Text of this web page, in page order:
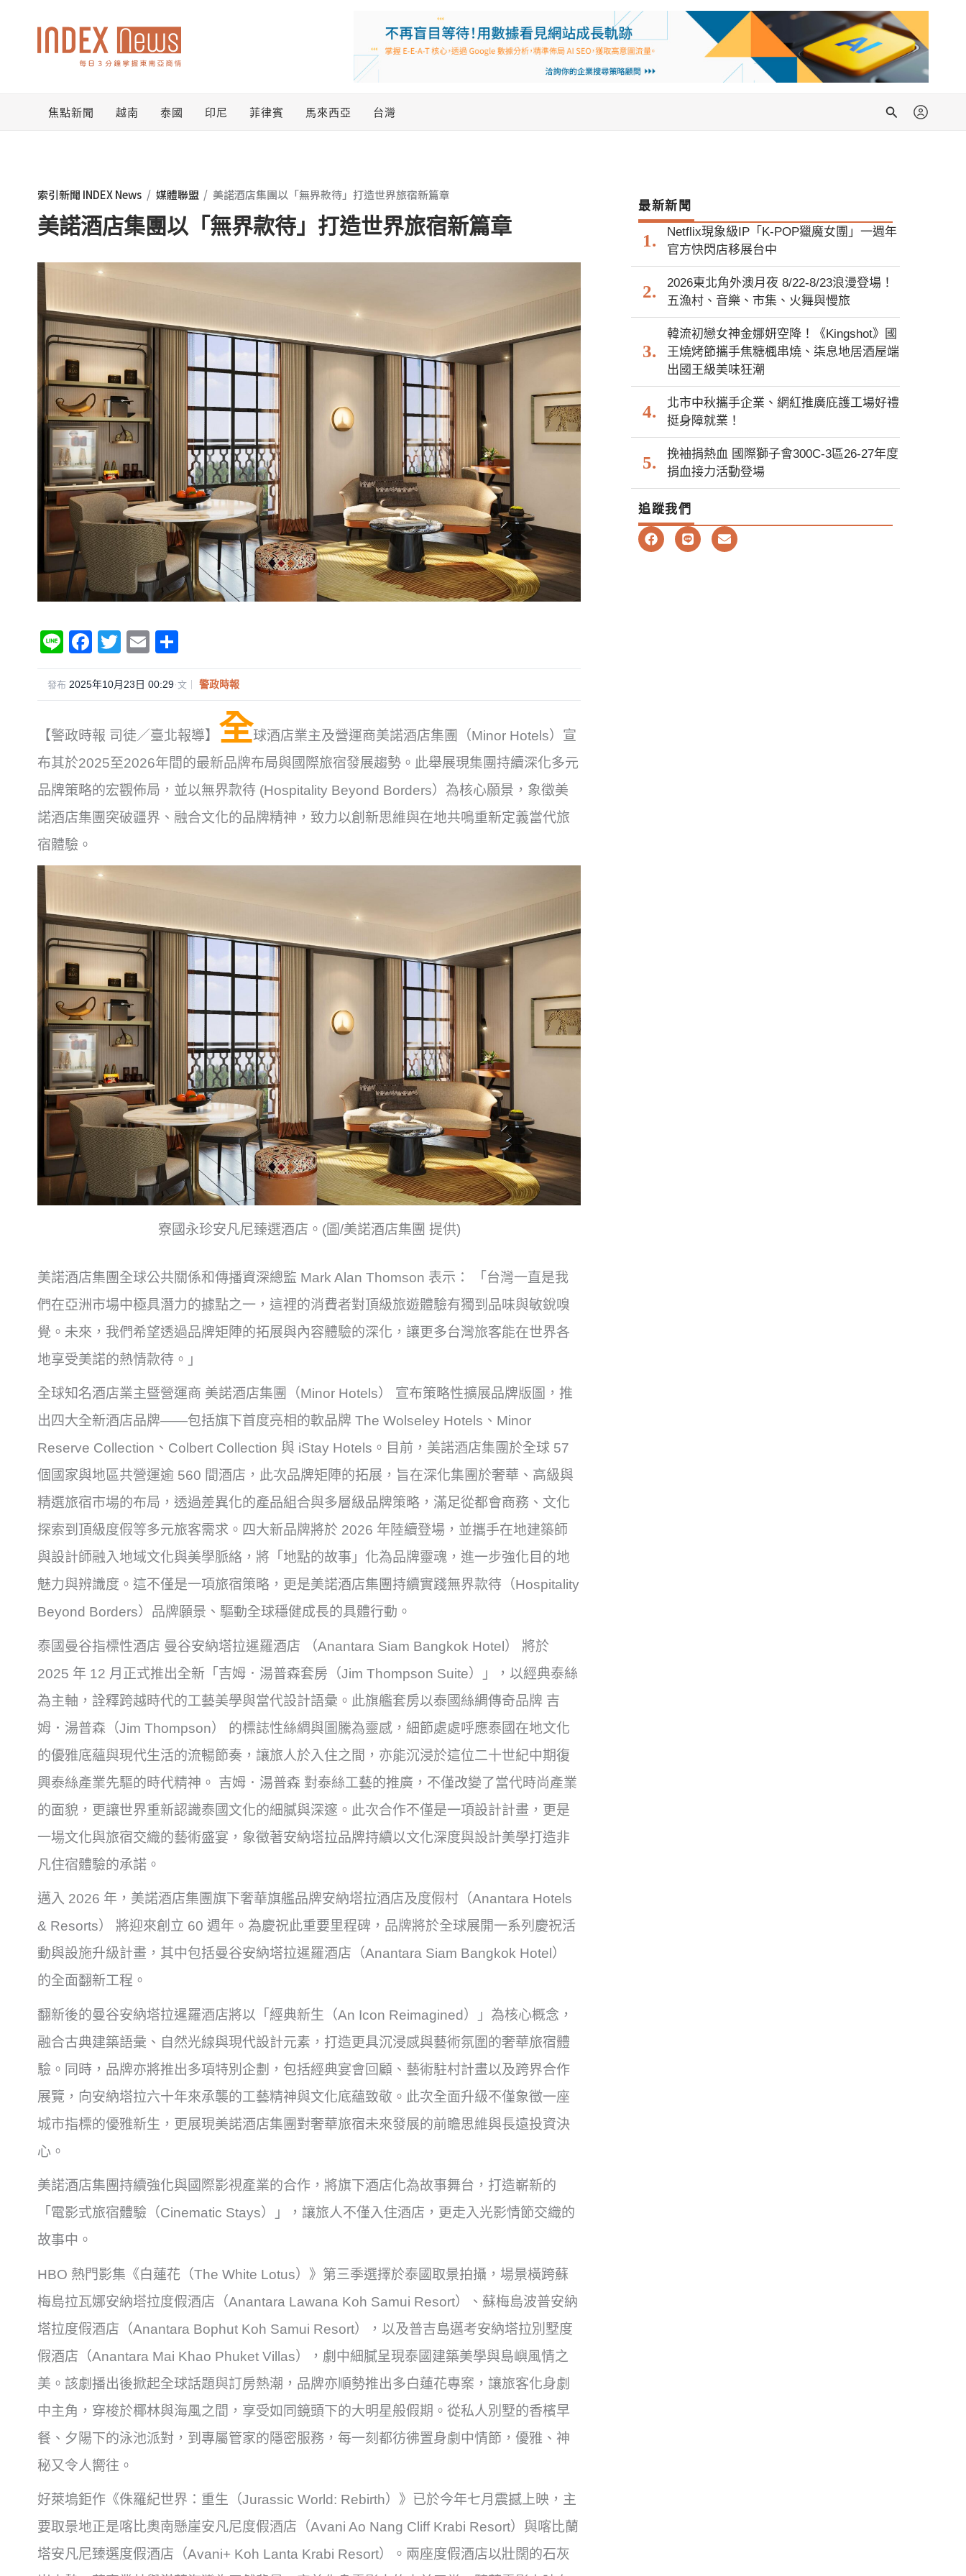
焦點新聞 越南 泰國 印尼 菲律賓 馬來西亞 台灣
搜
索引新聞 INDEX News / 媒體聯盟 / 美諾酒店集團以「無界款待」打造世界旅宿新篇章
美諾酒店集團以「無界款待」打造世界旅宿新篇章
Li
n
e
F
a
c
b
o
o
k
T
wi
tt
E
m
ail
享
發布 2025年10月23日 00:29·文｜ 警政時報
【警政時報 司徒／臺北報導】 全球酒店業主及營運商美諾酒店集團（Minor Hotels）宣
布其於2025至2026年間的最新品牌布局與國際旅宿發展趨勢。此舉展現集團持續深化多元
品牌策略的宏觀佈局，並以無界款待 (Hospitality Beyond Borders）為核心願景，象徵美
諾酒店集團突破疆界、融合文化的品牌精神，致力以創新思維與在地共鳴重新定義當代旅
宿體驗。
寮國永珍安凡尼臻選酒店。(圖/美諾酒店集團 提供)
美諾酒店集團全球公共關係和傳播資深總監 Mark Alan Thomson 表示： 「台灣一直是我
們在亞洲市場中極具潛力的據點之一，這裡的消費者對頂級旅遊體驗有獨到品味與敏銳嗅
覺。未來，我們希望透過品牌矩陣的拓展與內容體驗的深化，讓更多台灣旅客能在世界各
地享受美諾的熱情款待。」
全球知名酒店業主暨營運商 美諾酒店集團（Minor Hotels） 宣布策略性擴展品牌版圖，推
出四大全新酒店品牌——包括旗下首度亮相的軟品牌 The Wolseley Hotels、Minor
Reserve Collection、Colbert Collection 與 iStay Hotels。目前，美諾酒店集團於全球 57
個國家與地區共營運逾 560 間酒店，此次品牌矩陣的拓展，旨在深化集團於奢華、高級與
精選旅宿市場的布局，透過差異化的產品組合與多層級品牌策略，滿足從都會商務、文化
探索到頂級度假等多元旅客需求。四大新品牌將於 2026 年陸續登場，並攜手在地建築師
與設計師融入地域文化與美學脈絡，將「地點的故事」化為品牌靈魂，進一步強化目的地
魅力與辨識度。這不僅是一項旅宿策略，更是美諾酒店集團持續實踐無界款待（Hospitality
Beyond Borders）品牌願景、驅動全球穩健成長的具體行動。
泰國曼谷指標性酒店 曼谷安納塔拉暹羅酒店 （Anantara Siam Bangkok Hotel） 將於
2025 年 12 月正式推出全新「吉姆．湯普森套房（Jim Thompson Suite）」，以經典泰絲
為主軸，詮釋跨越時代的工藝美學與當代設計語彙。此旗艦套房以泰國絲綢傳奇品牌 吉
姆．湯普森（Jim Thompson） 的標誌性絲綢與圖騰為靈感，細節處處呼應泰國在地文化
的優雅底蘊與現代生活的流暢節奏，讓旅人於入住之間，亦能沉浸於這位二十世紀中期復
興泰絲產業先驅的時代精神。 吉姆．湯普森 對泰絲工藝的推廣，不僅改變了當代時尚產業
的面貌，更讓世界重新認識泰國文化的細膩與深邃。此次合作不僅是一項設計計畫，更是
一場文化與旅宿交織的藝術盛宴，象徵著安納塔拉品牌持續以文化深度與設計美學打造非
凡住宿體驗的承諾。
邁入 2026 年，美諾酒店集團旗下奢華旗艦品牌安納塔拉酒店及度假村（Anantara Hotels
& Resorts） 將迎來創立 60 週年。為慶祝此重要里程碑，品牌將於全球展開一系列慶祝活
動與設施升級計畫，其中包括曼谷安納塔拉暹羅酒店（Anantara Siam Bangkok Hotel）
的全面翻新工程。
翻新後的曼谷安納塔拉暹羅酒店將以「經典新生（An Icon Reimagined）」為核心概念，
融合古典建築語彙、自然光線與現代設計元素，打造更具沉浸感與藝術氛圍的奢華旅宿體
驗。同時，品牌亦將推出多項特別企劃，包括經典宴會回顧、藝術駐村計畫以及跨界合作
展覽，向安納塔拉六十年來承襲的工藝精神與文化底蘊致敬。此次全面升級不僅象徵一座
城市指標的優雅新生，更展現美諾酒店集團對奢華旅宿未來發展的前瞻思維與長遠投資決
心。
美諾酒店集團持續強化與國際影視產業的合作，將旗下酒店化為故事舞台，打造嶄新的
「電影式旅宿體驗（Cinematic Stays）」，讓旅人不僅入住酒店，更走入光影情節交織的
故事中。
HBO 熱門影集《白蓮花（The White Lotus）》第三季選擇於泰國取景拍攝，場景橫跨蘇
梅島拉瓦娜安納塔拉度假酒店（Anantara Lawana Koh Samui Resort）、蘇梅島波普安納
塔拉度假酒店（Anantara Bophut Koh Samui Resort），以及普吉島邁考安納塔拉別墅度
假酒店（Anantara Mai Khao Phuket Villas），劇中細膩呈現泰國建築美學與島嶼風情之
美。該劇播出後掀起全球話題與訂房熱潮，品牌亦順勢推出多白蓮花專案，讓旅客化身劇
中主角，穿梭於椰林與海風之間，享受如同鏡頭下的大明星般假期。從私人別墅的香檳早
餐、夕陽下的泳池派對，到專屬管家的隱密服務，每一刻都彷彿置身劇中情節，優雅、神
秘又令人嚮往。
好萊塢鉅作《侏羅紀世界：重生（Jurassic World: Rebirth）》已於今年七月震撼上映，主
要取景地正是喀比奧南懸崖安凡尼度假酒店（Avani Ao Nang Cliff Krabi Resort）與喀比蘭
塔安凡尼臻選度假酒店（Avani+ Koh Lanta Krabi Resort）。兩座度假酒店以壯闊的石灰
最新新聞
Netflix現象級IP「K-POP獵魔女團」一週年
官方快閃店移展台中
2026東北角外澳月夜 8/22-8/23浪漫登場！
五漁村、音樂、市集、火舞與慢旅
韓流初戀女神金娜妍空降！《Kingshot》國
王燒烤節攜手焦糖楓串燒、柒息地居酒屋端
出國王級美味狂潮
北市中秋攜手企業、網紅推廣庇護工場好禮
挺身障就業！
挽袖捐熱血 國際獅子會300C-3區26-27年度
捐血接力活動登場
追蹤我們
F
a
L
i
E
n